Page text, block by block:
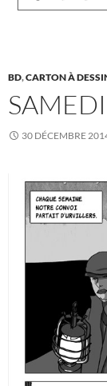
BD,CARTON À
30 DÉCEMBRE